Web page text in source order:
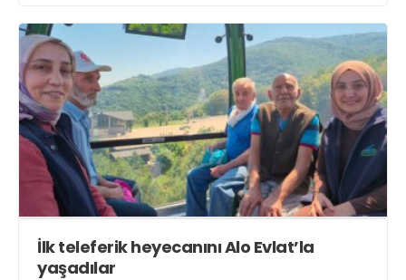
İlk teleferik heyecanını Alo Evlat’la
yaşadılar